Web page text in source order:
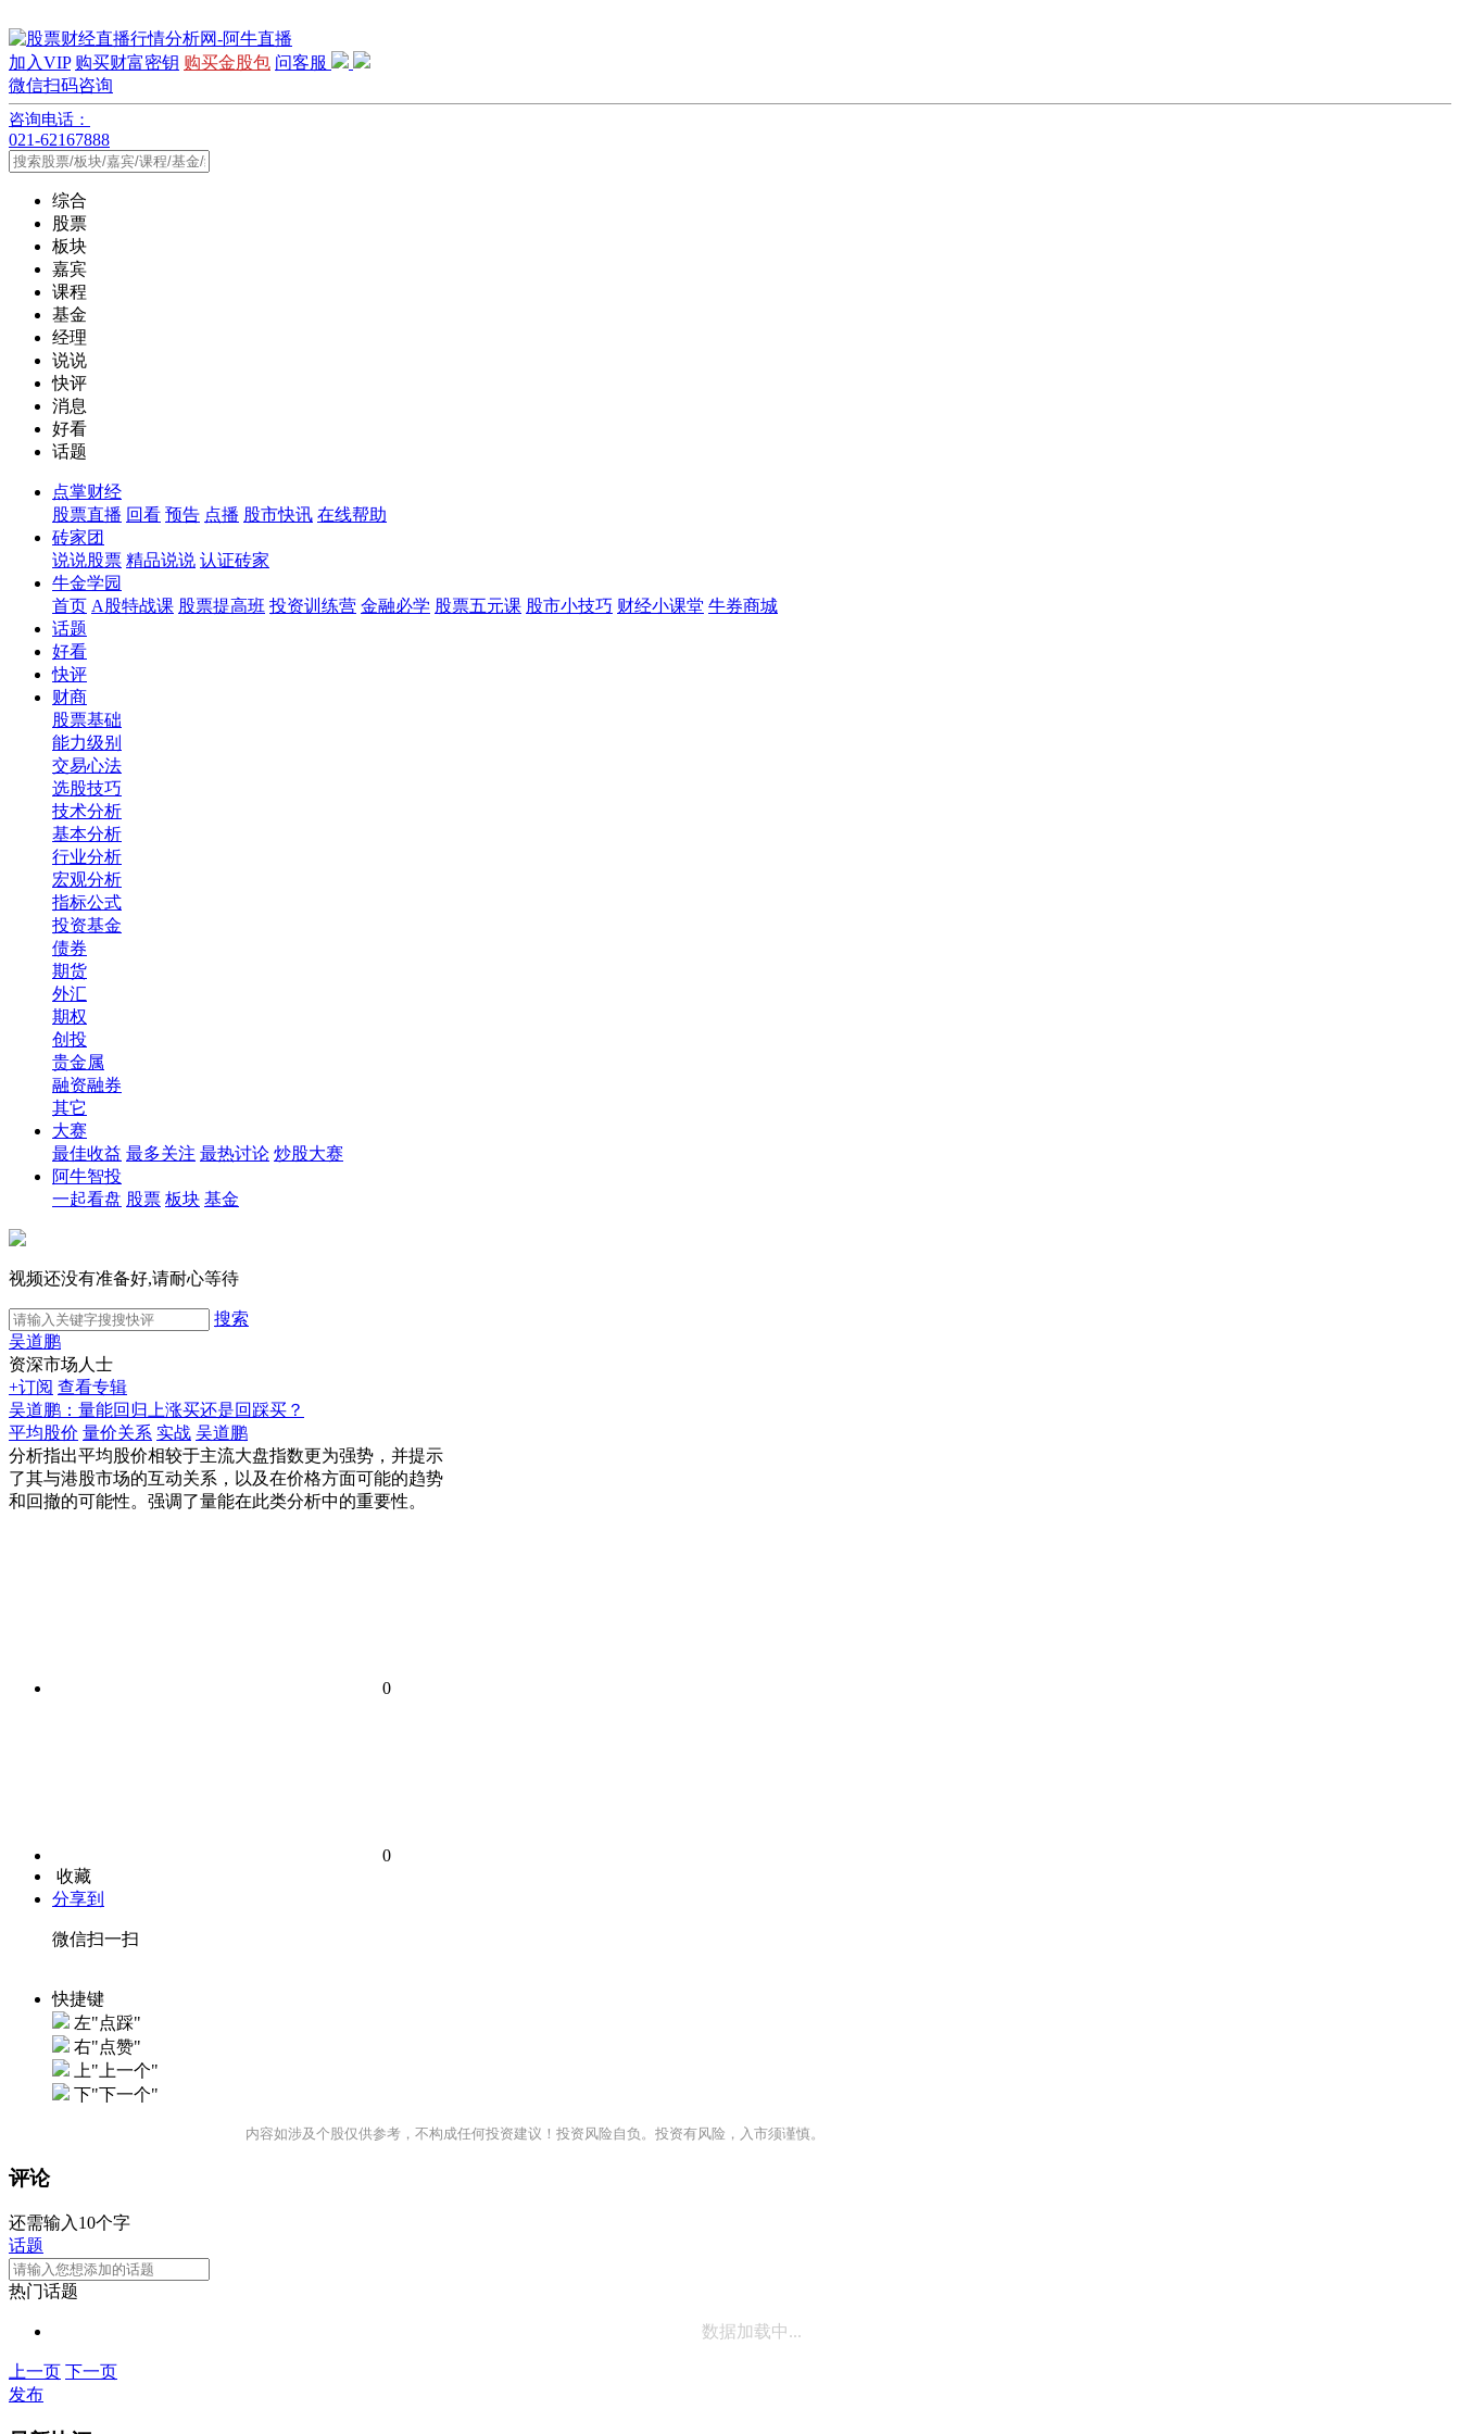
加入VIP 购买财富密钥 购买金股包 问客服
微信扫码咨询
咨询电话：
021-62167888
综合
股票
板块
嘉宾
课程
基金
经理
说说
快评
消息
好看
话题
点掌财经
股票直播 回看 预告 点播 股市快讯 在线帮助
砖家团
说说股票 精品说说 认证砖家
牛金学园
首页 A股特战课 股票提高班 投资训练营 金融必学 股票五元课 股市小技巧 财经小课堂 牛券商城
话题
好看
快评
财商
股票基础
能力级别
交易心法
选股技巧
技术分析
基本分析
行业分析
宏观分析
指标公式
投资基金
债券
期货
外汇
期权
创投
贵金属
融资融券
其它
大赛
最佳收益 最多关注 最热讨论 炒股大赛
阿牛智投
一起看盘 股票 板块 基金
视频还没有准备好,请耐心等待
搜索
吴道鹏
资深市场人士
+订阅 查看专辑
吴道鹏：量能回归上涨买还是回踩买？
平均股价 量价关系 实战 吴道鹏
分析指出平均股价相较于主流大盘指数更为强势，并提示
了其与港股市场的互动关系，以及在价格方面可能的趋势
和回撤的可能性。强调了量能在此类分析中的重要性。
0
0
收藏
分享到
微信扫一扫
快捷键
左"点踩"
右"点赞"
上"上一个"
下"下一个"
内容如涉及个股仅供参考，不构成任何投资建议！投资风险自负。投资有风险，入市须谨慎。
评论
还需输入10个字
话题
热门话题
数据加载中...
上一页 下一页
发布